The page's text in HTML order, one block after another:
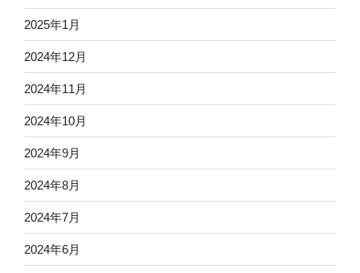
2025年1月
2024年12月
2024年11月
2024年10月
2024年9月
2024年8月
2024年7月
2024年6月